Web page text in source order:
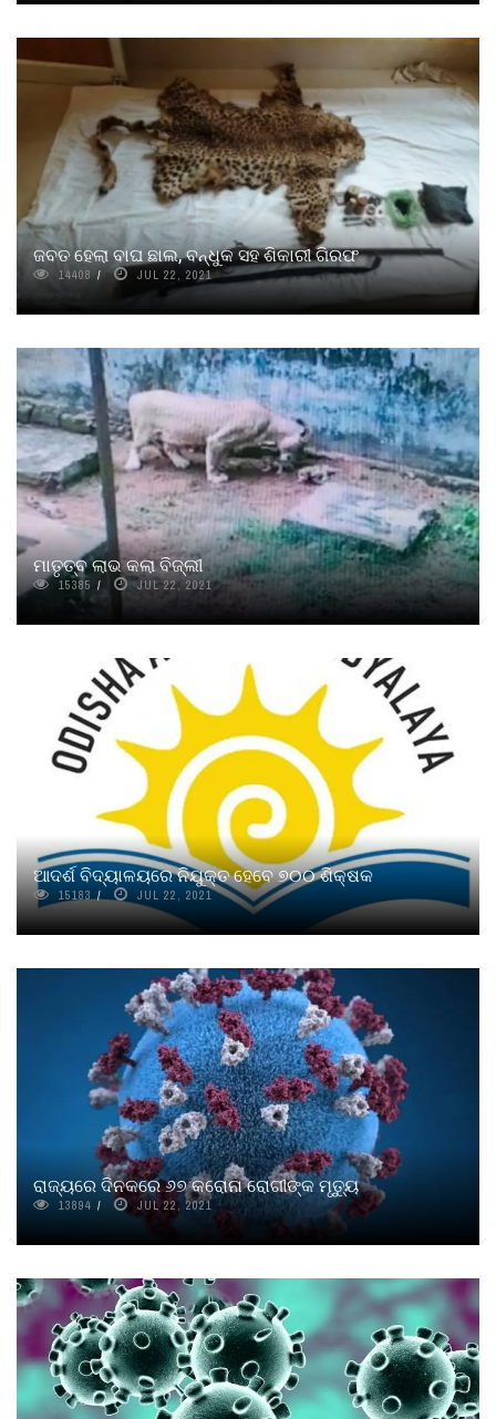
ଜବତ ହେଲା ବାଘ ଛାଲ, ବନ୍ଧୁକ ସହ ଶିକାରୀ ଗିରଫ
14408 JUL 22, 2021
ମାତୃତ୍ବ ଲାଭ କଲା ବିଜ୍‌ଲୀ
15385 JUL 22, 2021
ଆଦର୍ଶ ବିଦ୍ୟାଳୟରେ ନିଯୁକ୍ତ ହେବେ ୭୦୦ ଶିକ୍ଷକ
15183 JUL 22, 2021
ରାଜ୍ୟରେ ଦିନକରେ ୬୭ କରୋନା ରୋଗୀଙ୍କ ମୃତ୍ୟୁ
13894 JUL 22, 2021